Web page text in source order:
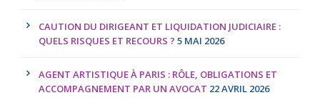
CAUTION DU DIRIGEANT ET LIQUIDATION JUDICIAIRE :
QUELS RISQUES ET RECOURS ? 5 MAI 2026
AGENT ARTISTIQUE À PARIS : RÔLE, OBLIGATIONS ET
ACCOMPAGNEMENT PAR UN AVOCAT 22 AVRIL 2026